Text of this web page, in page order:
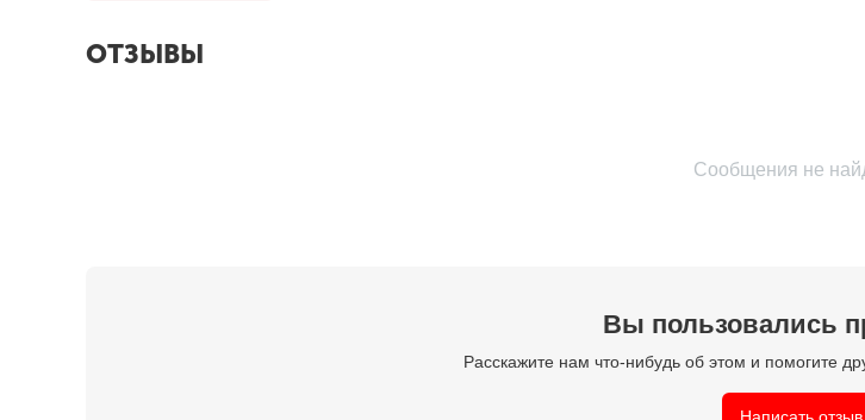
ОТЗЫВЫ
Сообщения не
Вы пользовались
Расскажите нам что-нибудь об этом и помогите